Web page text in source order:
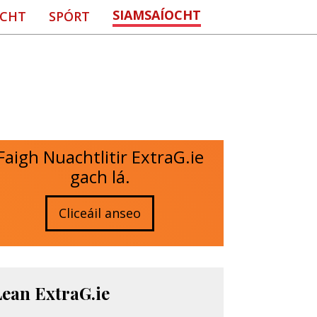
SPÓRT SIAMSAÍOCHT
Nuachtlitir ExtraG.ie
gach lá.
Cliceáil anseo
ExtraG.ie